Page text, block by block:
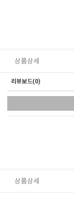
상품상세
리뷰보드(0)
상품상세